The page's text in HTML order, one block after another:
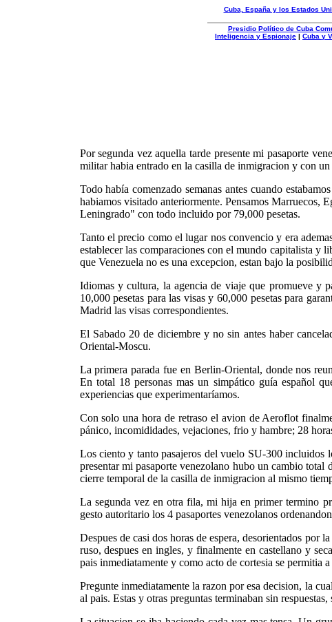
Cuba, España y los Estados
Presidio Político de Cuba
Inteligencia y Espionaje | Cuba y
Por segunda vez aquella tarde presente mi pasaporte
militar habia entrado en la casilla de inmigracion y con
Todo había comenzado semanas antes cuando
habiamos visitado anteriormente. Pensamos Marruecos,
Leningrado" con todo incluido por 79,000 pesetas.
Tanto el precio como el lugar nos convencio y era
establecer las comparaciones con el mundo capitalista y
que Venezuela no es una excepcion, estan bajo la
Idiomas y cultura, la agencia de viaje que promueve y
10,000 pesetas para las visas y 60,000 pesetas para
Madrid las visas correspondientes.
El Sabado 20 de diciembre y no sin antes haber
Oriental-Moscu.
La primera parada fue en Berlin-Oriental, donde nos
En total 18 personas mas un simpático guía español
experiencias que experimentaríamos.
Con solo una hora de retraso el avion de Aeroflot
pánico, incomididades, vejaciones, frio y hambre; 28
Los ciento y tanto pasajeros del vuelo SU-300
presentar mi pasaporte venezolano hubo un cambio
cierre temporal de la casilla de inmigracion al mismo
La segunda vez en otra fila, mi hija en primer termino
gesto autoritario los 4 pasaportes venezolanos
Despues de casi dos horas de espera, desorientados
ruso, despues en ingles, y finalmente en castellano y
pais inmediatamente y como acto de cortesia se
Pregunte inmediatamente la razon por esa decision, la
al pais. Estas y otras preguntas terminaban sin